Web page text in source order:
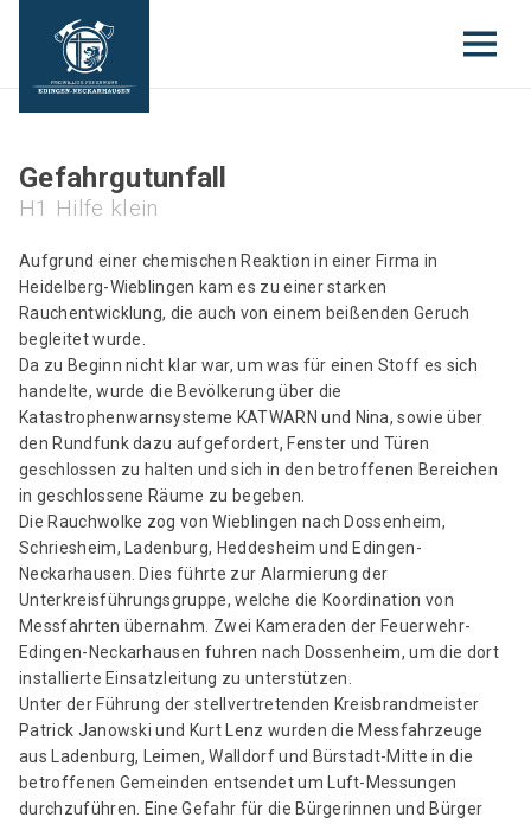
Gefahrgutunfall
H1 Hilfe klein
Aufgrund einer chemischen Reaktion in einer Firma in
Heidelberg-Wieblingen kam es zu einer starken
Rauchentwicklung, die auch von einem beißenden Geruch
begleitet wurde.
Da zu Beginn nicht klar war, um was für einen Stoff es sich
handelte, wurde die Bevölkerung über die
Katastrophenwarnsysteme KATWARN und Nina, sowie über
den Rundfunk dazu aufgefordert, Fenster und Türen
geschlossen zu halten und sich in den betroffenen Bereichen
in geschlossene Räume zu begeben.
Die Rauchwolke zog von Wieblingen nach Dossenheim,
Schriesheim, Ladenburg, Heddesheim und Edingen-
Neckarhausen. Dies führte zur Alarmierung der
Unterkreisführungsgruppe, welche die Koordination von
Messfahrten übernahm. Zwei Kameraden der Feuerwehr-
Edingen-Neckarhausen fuhren nach Dossenheim, um die dort
installierte Einsatzleitung zu unterstützen.
Unter der Führung der stellvertretenden Kreisbrandmeister
Patrick Janowski und Kurt Lenz wurden die Messfahrzeuge
aus Ladenburg, Leimen, Walldorf und Bürstadt-Mitte in die
betroffenen Gemeinden entsendet um Luft-Messungen
durchzuführen. Eine Gefahr für die Bürgerinnen und Bürger